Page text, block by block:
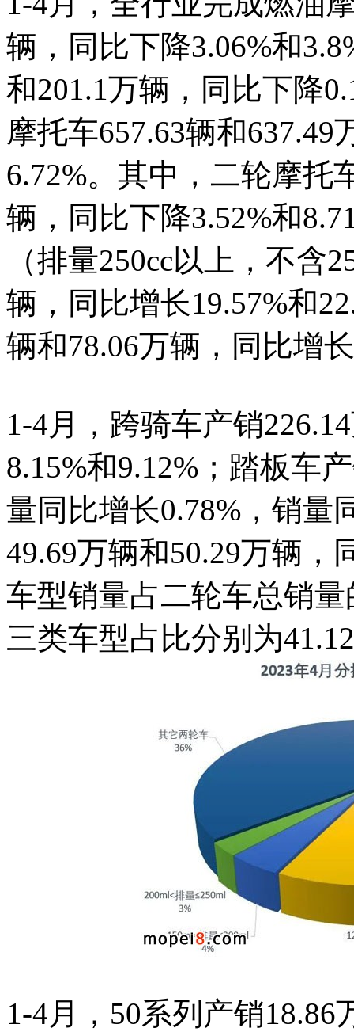
辆，同比下降3.06%和
和201.1万辆，同比下降
摩托车657.63辆和637.49
6.72%。其中，二轮摩托
辆，同比下降3.52%和
（排量250cc以上，不含
辆，同比增长19.57%和
辆和78.06万辆，同比增
1-4月，跨骑车产销
8.15%和9.12%；踏板车
量同比增长0.78%，销量
49.69万辆和50.29万辆，
车型销量占二轮车总销
三类车型占比分别为
1-4月，50系列产销